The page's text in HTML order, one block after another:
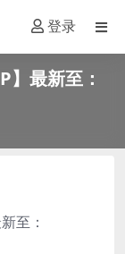
登录
】最新至：